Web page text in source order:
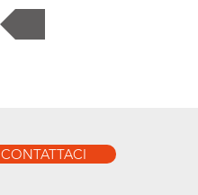
CONTATTACI